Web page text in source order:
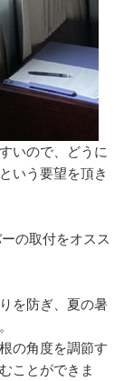
いので、どうに
いう要望を頂き
の取付をオスス
を防ぎ、夏の暑
の角度を調節す
ことができま